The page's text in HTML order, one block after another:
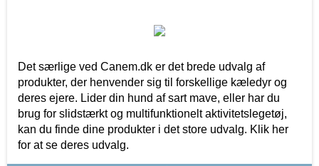
Det særlige ved Canem.dk er det brede udvalg af
produkter, der henvender sig til forskellige kæledyr og
deres ejere. Lider din hund af sart mave, eller har du
brug for slidstærkt og multifunktionelt aktivitetslegetøj,
kan du finde dine produkter i det store udvalg. Klik her
for at se deres udvalg.